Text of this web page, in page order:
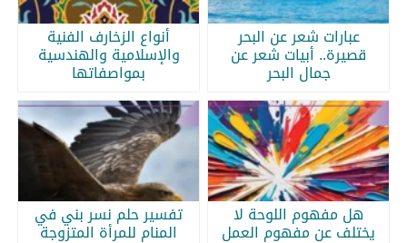
عبارات شعر عن البحر
قصيرة.. أبيات شعر عن
جمال البحر
أنواع الزخارف الفنية
والإسلامية والهندسية
بمواصفاتها
هل مفهوم اللوحة لا
يختلف عن مفهوم العمل
تفسير حلم نسر بني في
المنام للمرأة المتزوجة